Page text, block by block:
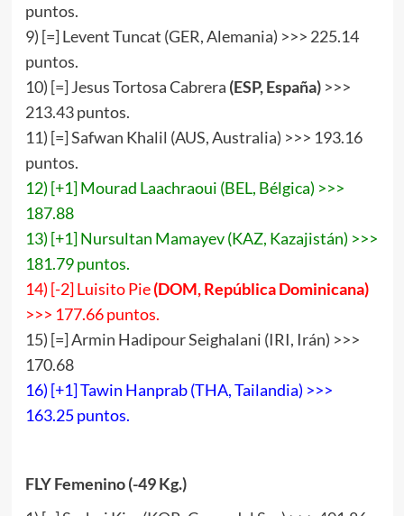
puntos.
9) [=] Levent Tuncat (GER, Alemania) >>> 225.14
puntos.
10) [=] Jesus Tortosa Cabrera (ESP,España)>>>
213.43 puntos.
11) [=] Safwan Khalil (AUS, Australia) >>> 193.16
puntos.
12) [+1] Mourad Laachraoui (BEL, Bélgica) >>>
187.88
13) [+1] Nursultan Mamayev (KAZ, Kazajistán) >>>
181.79 puntos.
14) [-2] Luisito Pie(DOM,República Dominicana)
>>> 177.66 puntos.
15) [=] Armin Hadipour Seighalani (IRI, Irán) >>>
170.68
16) [+1] Tawin Hanprab (THA, Tailandia) >>>
163.25 puntos.
FLY Femenino (-49 Kg.)